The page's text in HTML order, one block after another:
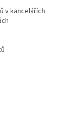
v kancelářích